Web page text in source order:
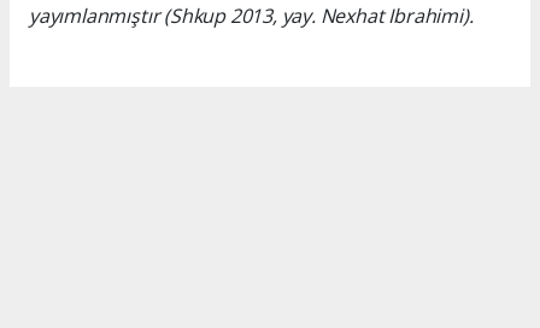
yayımlanmıştır (Shkup 2013, yay. Nexhat Ibrahimi).